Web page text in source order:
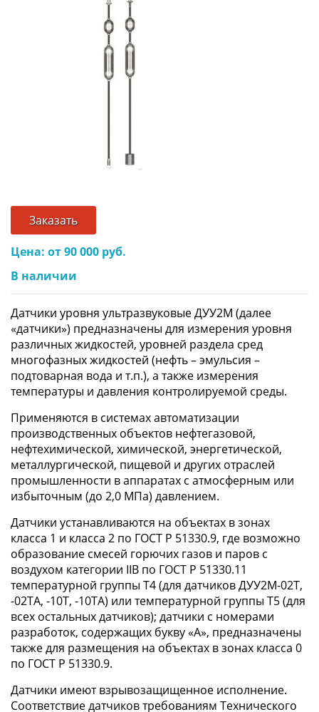
Заказать
Цена: от 90 000 руб.
В наличии
Датчики уровня ультразвуковые ДУУ2М (далее
«датчики») предназначены для измерения уровня
различных жидкостей, уровней раздела сред
многофазных жидкостей (нефть – эмульсия –
подтоварная вода и т.п.), а также измерения
температуры и давления контролируемой среды.
Применяются в системах автоматизации
производственных объектов нефтегазовой,
нефтехимической, химической, энергетической,
металлургической, пищевой и других отраслей
промышленности в аппаратах с атмосферным или
избыточным (до 2,0 МПа) давлением.
Датчики устанавливаются на объектах в зонах
класса 1 и класса 2 по ГОСТ Р 51330.9, где возможно
образование смесей горючих газов и паров с
воздухом категории IIB по ГОСТ Р 51330.11
температурной группы T4 (для датчиков ДУУ2М-02Т,
-02ТА, -10Т, -10ТА) или температурной группы T5 (для
всех остальных датчиков); датчики с номерами
разработок, содержащих букву «А», предназначены
также для размещения на объектах в зонах класса 0
по ГОСТ Р 51330.9.
Датчики имеют взрывозащищенное исполнение.
Соответствие датчиков требованиям Технического